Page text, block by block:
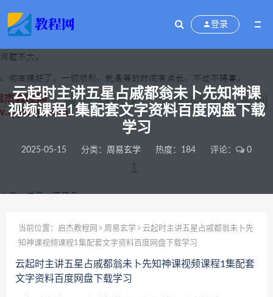
登录
云起时主讲五星占戚都翁未卜先知神课
视频课程1集配套文字资料百度网盘下载
学习
2025-05-15 分类： 周易玄学 热度：184 评论： 0
当前位置： 启杰教程网 周易玄学
云起时主讲五星占戚都翁未卜先
知神课视频课程1集配套文字资料百度网盘下载学习
云起时主讲五星占戚都翁未卜先知神课视频课程1集配套
文字资料百度网盘下载学习